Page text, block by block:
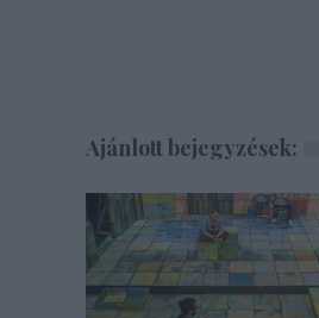
Ajánlott bejegyzések: